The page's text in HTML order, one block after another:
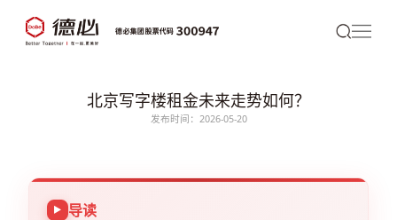
北京写字楼租金未来走势如何？
发布时间：2026-05-20
导读